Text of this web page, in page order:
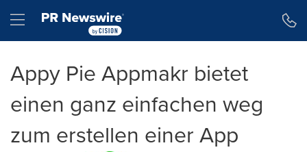
Hamburger menu
Appy Pie Appmakr bietet
einen ganz einfachen weg
zum erstellen einer App